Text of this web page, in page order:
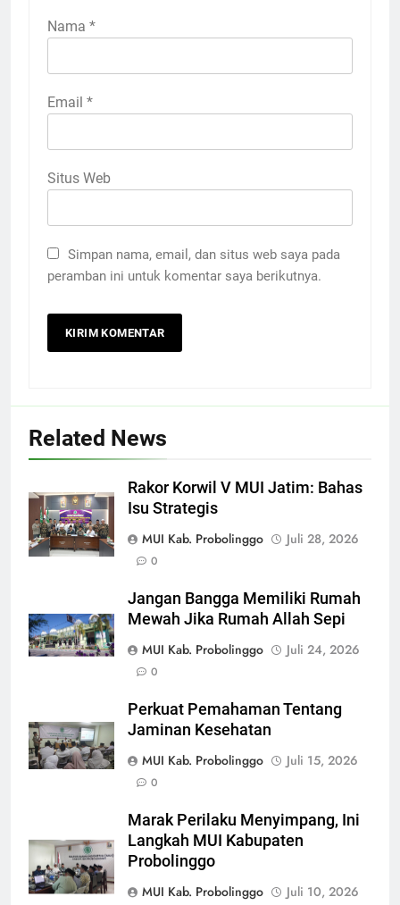
Nama *
Email *
Situs Web
Simpan nama, email, dan situs web saya pada
peramban ini untuk komentar saya berikutnya.
Related News
Rakor Korwil V MUI Jatim: Bahas
Isu Strategis
MUI Kab. Probolinggo
Juli 28, 2026
0
Jangan Bangga Memiliki Rumah
Mewah Jika Rumah Allah Sepi
MUI Kab. Probolinggo
Juli 24, 2026
0
Perkuat Pemahaman Tentang
Jaminan Kesehatan
MUI Kab. Probolinggo
Juli 15, 2026
0
Marak Perilaku Menyimpang, Ini
Langkah MUI Kabupaten
Probolinggo
MUI Kab. Probolinggo
Juli 10, 2026